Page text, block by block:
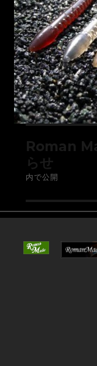
Roman
らせ
内で公開